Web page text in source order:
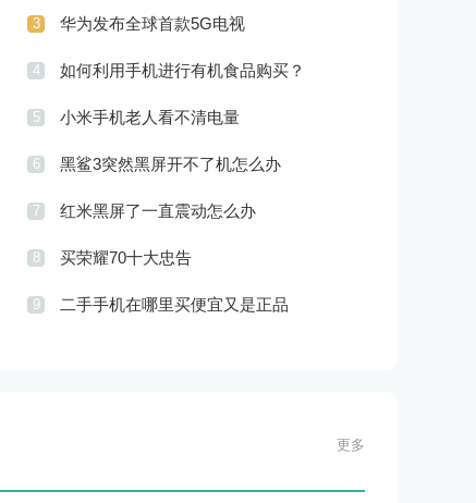
3 华为发布全球首款5G电视
4 如何利用手机进行有机食品购买？
5 小米手机老人看不清电量
6 黑鲨3突然黑屏开不了机怎么办
7 红米黑屏了一直震动怎么办
8 买荣耀70十大忠告
9 二手手机在哪里买便宜又是正品
更多